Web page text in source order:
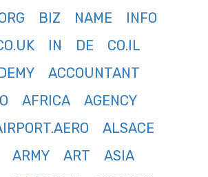
BIZ NAME
INFO
IN DE
CO.IL
ACCOUNTANT
AFRICA
AGENCY
ALSACE
ARMY ART
ASIA